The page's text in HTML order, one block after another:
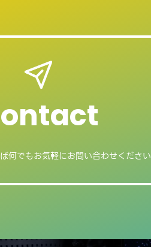
何でもお気軽にお問い合わせください